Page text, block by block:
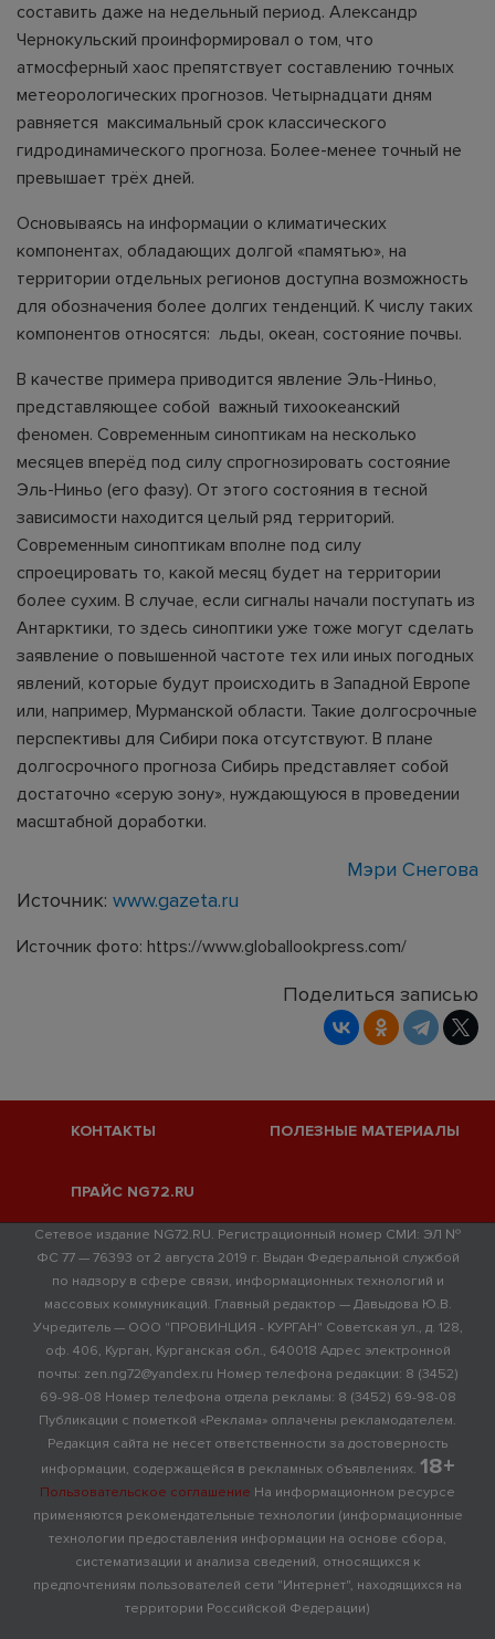
составить даже на недельный период. Александр
Чернокульский проинформировал о том, что
атмосферный хаос препятствует составлению точных
метеорологических прогнозов. Четырнадцати дням
равняется максимальный срок классического
гидродинамического прогноза. Более-менее точный не
превышает трёх дней.
Основываясь на информации о климатических
компонентах, обладающих долгой «памятью», на
территории отдельных регионов доступна возможность
для обозначения более долгих тенденций. К числу таких
компонентов относятся: льды, океан, состояние почвы.
В качестве примера приводится явление Эль-Ниньо,
представляющее собой важный тихоокеанский
феномен. Современным синоптикам на несколько
месяцев вперёд под силу спрогнозировать состояние
Эль-Ниньо (его фазу). От этого состояния в тесной
зависимости находится целый ряд территорий.
Современным синоптикам вполне под силу
спроецировать то, какой месяц будет на территории
более сухим. В случае, если сигналы начали поступать из
Антарктики, то здесь синоптики уже тоже могут сделать
заявление о повышенной частоте тех или иных погодных
явлений, которые будут происходить в Западной Европе
или, например, Мурманской области. Такие долгосрочные
перспективы для Сибири пока отсутствуют. В плане
долгосрочного прогноза Сибирь представляет собой
достаточно «серую зону», нуждающуюся в проведении
масштабной доработки.
Мэри Снегова
Источник: www.gazeta.ru
Источник фото: https://www.globallookpress.com/
Поделиться записью
КОНТАКТЫ ПОЛЕЗНЫЕ МАТЕРИАЛЫ
ПРАЙС NG72.RU
Сетевое издание NG72.RU. Регистрационный номер СМИ: ЭЛ №
ФС 77 — 76393 от 2 августа 2019 г. Выдан Федеральной службой
по надзору в сфере связи, информационных технологий и
массовых коммуникаций. Главный редактор — Давыдова Ю.В.
Учредитель — ООО "ПРОВИНЦИЯ - КУРГАН" Советская ул., д. 128,
оф. 406, Курган, Курганская обл., 640018 Адрес электронной
почты: zen.ng72@yandex.ru Номер телефона редакции: 8 (3452)
69-98-08 Номер телефона отдела рекламы: 8 (3452) 69-98-08
Публикации с пометкой «Реклама» оплачены рекламодателем.
Редакция сайта не несет ответственности за достоверность
информации, содержащейся в рекламных объявлениях. 18+
Пользовательское соглашение На информационном ресурсе
применяются рекомендательные технологии (информационные
технологии предоставления информации на основе сбора,
систематизации и анализа сведений, относящихся к
предпочтениям пользователей сети "Интернет", находящихся на
территории Российской Федерации)